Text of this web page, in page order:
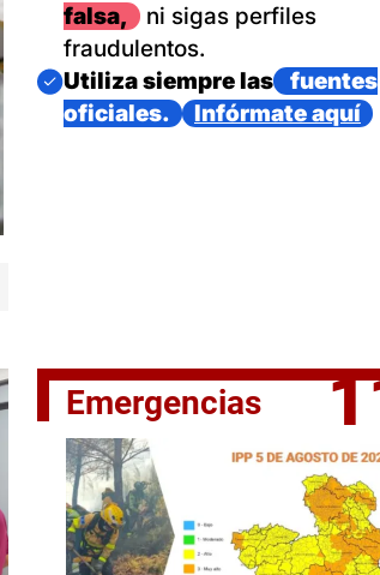
El jefe del Ejecutivo
falsa,
ni sigas perfiles
fraudulentos.
Imagen
Utiliza siempre las
fuentes
oficiales.
Infórmate aquí
Emergencias